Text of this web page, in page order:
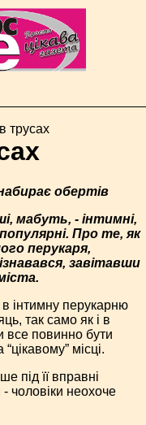
обертів
мабуть, - інтимні,
Про те, як
перукаря,
завітавши
в інтимну перукарню
так само як і в
все повинно бути
місці.
під її вправні
чоловіки неохоче